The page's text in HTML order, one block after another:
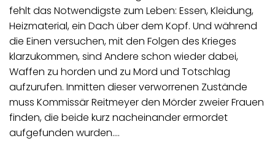
fehlt das Notwendigste zum Leben: Essen, Kleidung,
Heizmaterial, ein Dach über dem Kopf. Und während
die Einen versuchen, mit den Folgen des Krieges
klarzukommen, sind Andere schon wieder dabei,
Waffen zu horden und zu Mord und Totschlag
aufzurufen. Inmitten dieser verworrenen Zustände
muss Kommissär Reitmeyer den Mörder zweier Frauen
finden, die beide kurz nacheinander ermordet
aufgefunden wurden.…